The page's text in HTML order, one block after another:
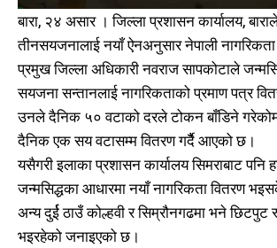
बारा, २४ असार । जिल्ला प्रशासन कार्यालय,
तीनसयजनालाई नयाँ ऐनअनुसार नेपाली
प्रमुख जिल्ला अधिकारी नवराज सापकोटाले
सयजना सन्तानलाई नागरिकताको प्रमाण पत्र
उनले दैनिक ५० वटाको दरले टोकन बाँडिने
दैनिक एक सय वटासम्म वितरण गर्दैै आएको छ।
यसैगरी इलाका प्रशासन कार्यालय सिमराबाट पनि
जन्मसिद्धका आधारमा नयाँ नागरिकता वितरण
अन्य दुर्ई ठाउँ कोल्हवी र सिम्रौनगढमा भने छिटपुट
भइरहेको जनाइएको छ।